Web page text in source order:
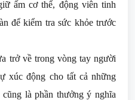
ấm cơ thể, động viên tinh
để kiểm tra sức khỏe trước
trở về trong vòng tay người
xúc động cho tất cả những
là phần thưởng ý nghĩa